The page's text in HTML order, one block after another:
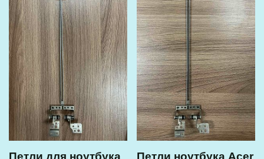
Петли для ноутбука Петли ноутбука Acer